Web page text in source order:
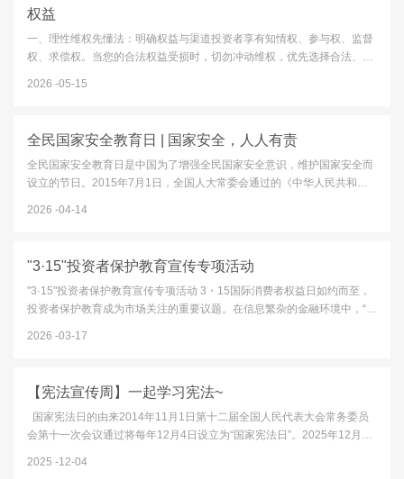
权益
一、理性维权先懂法：明确权益与渠道投资者享有知情权、参与权、监督
权、求偿权。当您的合法权益受损时，切勿冲动维权，优先选择合法、正
2026 05-15
全民国家安全教育日 | 国家安全，人人有责
全民国家安全教育日是中国为了增强全民国家安全意识，维护国家安全而
设立的节日。2015年7月1日，全国人大常委会通过的《中华人民共和国
2026 04-14
"3·15"投资者保护教育宣传专项活动
"3·15"投资者保护教育宣传专项活动 3・15国际消费者权益日如约而至，
投资者保护教育成为市场关注的重要议题。在信息繁杂的金融环境中，“高
2026 03-17
【宪法宣传周】一起学习宪法~
国家宪法日的由来2014年11月1日第十二届全国人民代表大会常务委员
会第十一次会议通过将每年12月4日设立为“国家宪法日”。2025年12月4
2025 12-04